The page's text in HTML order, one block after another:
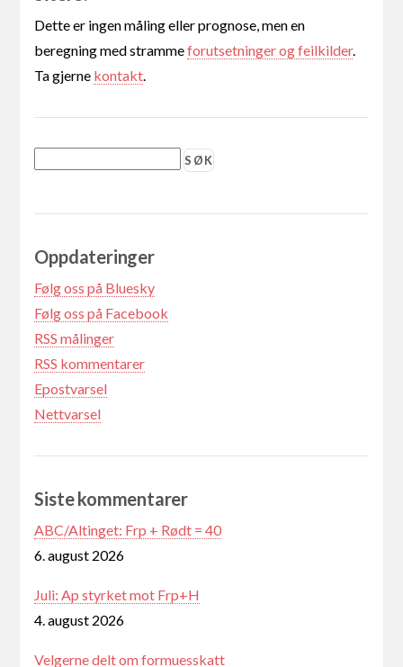
Dette er ingen måling eller prognose, men en
beregning med strammeforutsetninger og feilkilder.
Ta gjerne kontakt.
Oppdateringer
Følg oss på Bluesky
Følg oss på Facebook
RSS målinger
RSS kommentarer
Epostvarsel
Nettvarsel
Siste kommentarer
ABC/Altinget: Frp + Rødt = 40
6. august 2026
Juli: Ap styrket mot Frp+H
4. august 2026
Velgerne delt om formuesskatt